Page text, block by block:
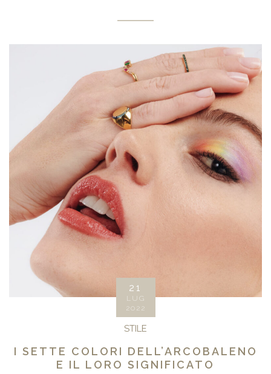
21
LUG
2022
STILE
I SETTE COLORI DELL’ARCOBALENO
E IL LORO SIGNIFICATO